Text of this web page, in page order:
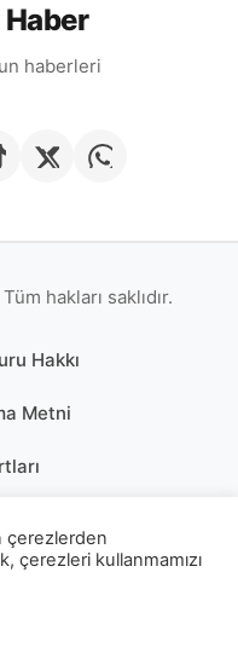
haberleri
hakları saklıdır.
Hakkı
Metni
çerezlerden
çerezleri kullanmamızı